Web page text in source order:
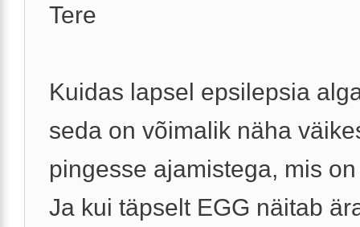
Tere
Kuidas lapsel epsilepsia
seda on võimalik näha
pingesse ajamistega, mis
Ja kui täpselt EGG näitab